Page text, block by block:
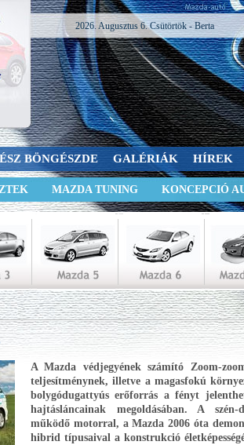
2026. Augusztus 6. Csütörtök - Berta
BÖNGÉSZDE GALÉRIÁK HÍREK
MAZDA TUNING KONCEPCIÓ
A Mazda védjegyének számító Zoom-
teljesítménynek, illetve a magasfokú
bolygódugattyús erőforrás a fényt
hajtásláncainak megoldásában. A
működő motorral, a Mazda 2006 óta
hibrid típusaival a konstrukció